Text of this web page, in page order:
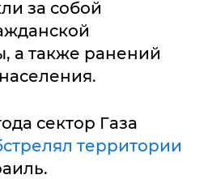
за собой
а также ранений
сектор Газа
территории